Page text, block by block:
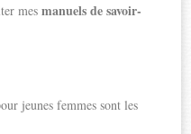
mesmanuels de savoir-
jeunes femmes sont les